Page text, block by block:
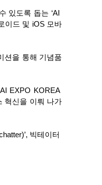
있도록 돕는 ‘AI
이드 및 iOS 모바
션을 통해 기념품
EXPO KOREA
혁신을 이뤄 나가
빅테이터